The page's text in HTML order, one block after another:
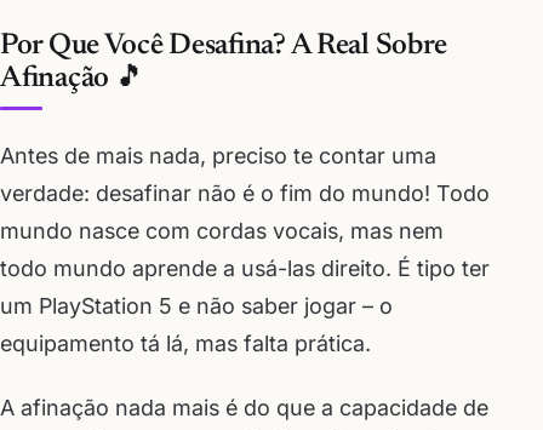
Por Que Você Desafina? A Real Sobre
Afinação 🎵
Antes de mais nada, preciso te contar uma
verdade: desafinar não é o fim do mundo! Todo
mundo nasce com cordas vocais, mas nem
todo mundo aprende a usá-las direito. É tipo ter
um PlayStation 5 e não saber jogar – o
equipamento tá lá, mas falta prática.
A afinação nada mais é do que a capacidade de